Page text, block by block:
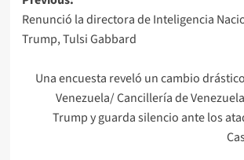
Renunció la directora de Inteligencia
Trump, Tulsi Gabbard
Una encuesta reveló un cambio
Venezuela/ Cancillería de
Trump y guarda silencio ante los